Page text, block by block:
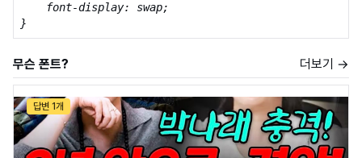
    font-display: swap;
}
무슨 폰트? 더보기 →
답변 1개